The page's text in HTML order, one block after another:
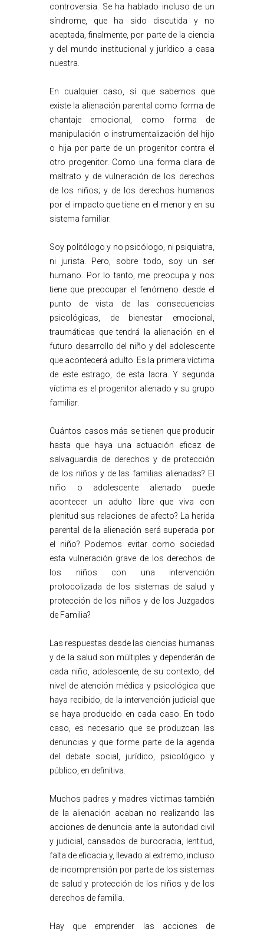
controversia. Se ha hablado incluso de un
síndrome, que ha sido discutida y no
aceptada, finalmente, por parte de la ciencia
y del mundo institucional y jurídico a casa
nuestra.
En cualquier caso, sí que sabemos que
existe la alienación parental como forma de
chantaje emocional, como forma de
manipulación o instrumentalización del hijo
o hija por parte de un progenitor contra el
otro progenitor. Como una forma clara de
maltrato y de vulneración de los derechos
de los niños; y de los derechos humanos
por el impacto que tiene en el menor y en su
sistema familiar.
Soy politólogo y no psicólogo, ni psiquiatra,
ni jurista. Pero, sobre todo, soy un ser
humano. Por lo tanto, me preocupa y nos
tiene que preocupar el fenómeno desde el
punto de vista de las consecuencias
psicológicas, de bienestar emocional,
traumáticas que tendrá la alienación en el
futuro desarrollo del niño y del adolescente
que acontecerá adulto. Es la primera víctima
de este estrago, de esta lacra. Y segunda
víctima es el progenitor alienado y su grupo
familiar.
Cuántos casos más se tienen que producir
hasta que haya una actuación eficaz de
salvaguardia de derechos y de protección
de los niños y de las familias alienadas? El
niño o adolescente alienado puede
acontecer un adulto libre que viva con
plenitud sus relaciones de afecto? La herida
parental de la alienación será superada por
el niño? Podemos evitar como sociedad
esta vulneración grave de los derechos de
los niños con una intervención
protocolizada de los sistemas de salud y
protección de los niños y de los Juzgados
de Familia?
Las respuestas desde las ciencias humanas
y de la salud son múltiples y dependerán de
cada niño, adolescente, de su contexto, del
nivel de atención médica y psicológica que
haya recibido, de la intervención judicial que
se haya producido en cada caso. En todo
caso, es necesario que se produzcan las
denuncias y que forme parte de la agenda
del debate social, jurídico, psicológico y
público, en definitiva.
Muchos padres y madres víctimas también
de la alienación acaban no realizando las
acciones de denuncia ante la autoridad civil
y judicial, cansados de burocracia, lentitud,
falta de eficacia y, llevado al extremo, incluso
de incomprensión por parte de los sistemas
de salud y protección de los niños y de los
derechos de familia.
Hay que emprender las acciones de